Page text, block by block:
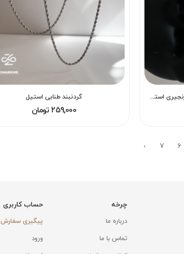
پیرسینگ اوربیتال کانچ و هلیکس زنجیری استیل گردنبند طنابی استیل
259,000 تومان
6
7
›
چرخه
درباره ما
تماس با ما
حساب کاربری
پیگیری سفارش
ورود